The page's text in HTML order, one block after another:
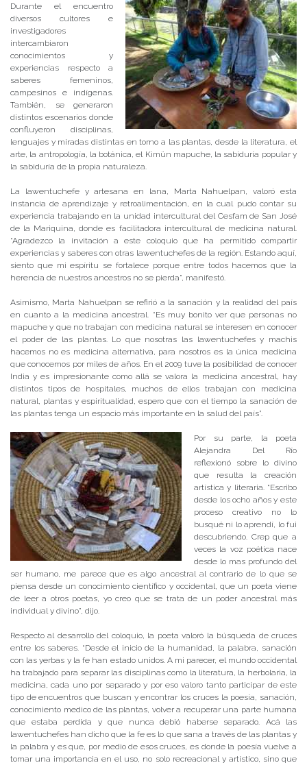
Durante el encuentro
diversos cultores e
investigadores
intercambiaron
conocimientos y
experiencias respecto a
saberes femeninos,
campesinos e indígenas.
También, se generaron
distintos escenarios donde
confluyeron disciplinas,
lenguajes y miradas distintas en torno a las plantas, desde la literatura, el
arte, la antropología, la botánica, el Kimün mapuche, la sabiduría popular y
la sabiduría de la propia naturaleza.
La lawentuchefe y artesana en lana, Marta Nahuelpan, valoró esta
instancia de aprendizaje y retroalimentación, en la cual pudo contar su
experiencia trabajando en la unidad intercultural del Cesfam de San José
de la Mariquina, donde es facilitadora intercultural de medicina natural.
“Agradezco la invitación a este coloquio que ha permitido compartir
experiencias y saberes con otras lawentuchefes de la región. Estando aquí,
siento que mi espíritu se fortalece porque entre todos hacemos que la
herencia de nuestros ancestros no se pierda”, manifestó.
Asimismo, Marta Nahuelpan se refirió a la sanación y la realidad del país
en cuanto a la medicina ancestral. “Es muy bonito ver que personas no
mapuche y que no trabajan con medicina natural se interesen en conocer
el poder de las plantas. Lo que nosotras las lawentuchefes y machis
hacemos no es medicina alternativa, para nosotros es la única medicina
que conocemos por miles de años. En el 2009 tuve la posibilidad de conocer
India y es impresionante como allá se valora la medicina ancestral, hay
distintos tipos de hospitales, muchos de ellos trabajan con medicina
natural, plantas y espiritualidad, espero que con el tiempo la sanación de
las plantas tenga un espacio más importante en la salud del país”.
Por su parte, la poeta
Alejandra Del Río
reflexionó sobre lo divino
que resulta la creación
artística y literaria. “Escribo
desde los ocho años y este
proceso creativo no lo
busqué ni lo aprendí, lo fui
descubriendo. Crep que a
veces la voz poética nace
desde lo mas profundo del
ser humano, me parece que es algo ancestral al contrario de lo que se
piensa desde un conocimiento científico y occidental, que un poeta viene
de leer a otros poetas, yo creo que se trata de un poder ancestral más
individual y divino”, dijo.
Respecto al desarrollo del coloquio, la poeta valoró la búsqueda de cruces
entre los saberes. “Desde el inicio de la humanidad, la palabra, sanación
con las yerbas y la fe han estado unidos. A mi parecer, el mundo occidental
ha trabajado para separar las disciplinas como la literatura, la herbolaria, la
medicina, cada uno por separado y por eso valoro tanto participar de este
tipo de encuentros que buscan y encontrar los cruces la poesía, sanación,
conocimiento medico de las plantas, volver a recuperar una parte humana
que estaba perdida y que nunca debió haberse separado. Acá las
lawentuchefes han dicho que la fe es lo que sana a través de las plantas y
la palabra y es que, por medio de esos cruces, es donde la poesía vuelve a
tomar una importancia en el uso, no solo recreacional y artístico, sino que